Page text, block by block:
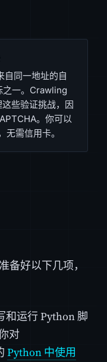
同一地址的自
之一。Crawling
些验证挑战，因
。你可以
需信用卡。
备好以下几项，
和运行 Python 脚
对
Python 中使用